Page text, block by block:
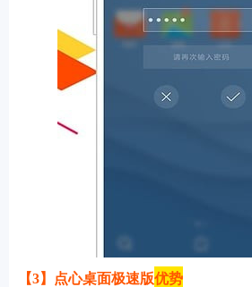
【3】点心桌面极速版优势